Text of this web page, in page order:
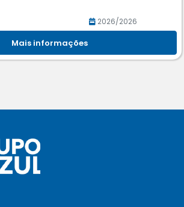
2026/2026
Mais informações